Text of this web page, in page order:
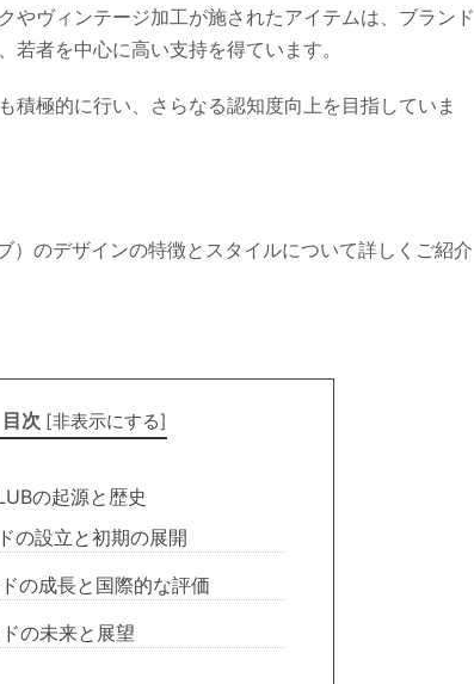
やヴィンテージ加工が施されたアイテムは、ブランド
者を中心に高い支持を得ています。
積極的に行い、さらなる認知度向上を目指していま
）のデザインの特徴とスタイルについて詳しくご紹介
目次 [非表示にする]
の起源と歴史
の設立と初期の展開
の成長と国際的な評価
の未来と展望